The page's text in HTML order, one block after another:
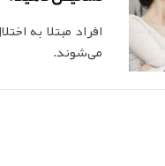
افراد مبتلا به
می‌شوند.